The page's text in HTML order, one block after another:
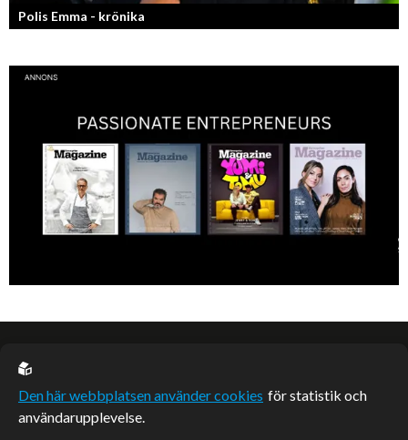
Polis Emma - krönika
Kan jag snälla få prata med dig igen, för du va så bra att prata med.
EU casino
Den här webbplatsen använder cookies för statistik och
användarupplevelse.